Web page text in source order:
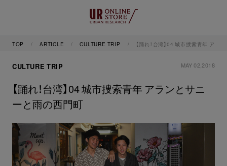
TOP ARTICLE CULTURE TRIP 【踊れ！台湾】04 城市捜索青年 アラ
CULTURE TRIP MAY 02,2018
【踊れ！台湾】04 城市捜索青年 アランとサニ
ーと雨の西門町